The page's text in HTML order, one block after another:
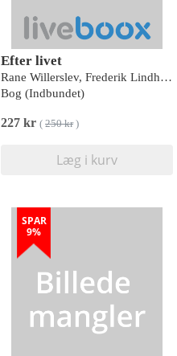
Efter livet
Rane Willerslev, Frederik Lindhardt
Bog (Indbundet)
227 kr ( 250 kr)
Læg i kurv
SPAR
9%